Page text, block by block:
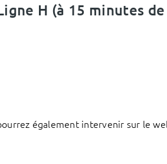
H (à 15 minutes
également intervenir sur le